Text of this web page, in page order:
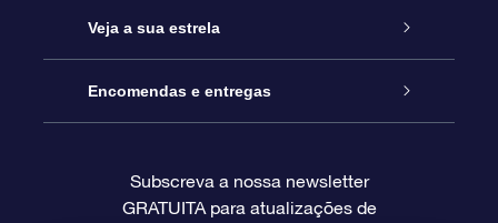
Contactos
O Blog
Avaliações
Prenda Star Online
Pacote Prenda OSR
O Cartão Presente OSR
Veja a sua estrela
Registo de Estrela
Página de Estrela personalizada
Encomendas e entregas
Informação de pagamento
Subscreva a nossa newsletter
GRATUITA para atualizações de